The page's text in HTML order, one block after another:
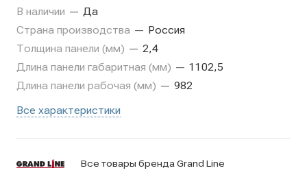
В наличии — Да
Страна производства — Россия
Толщина панели (мм) — 2,4
Длина панели габаритная (мм) — 1102,5
Длина панели рабочая (мм) — 982
Все характеристики
Все товары бренда Grand Line